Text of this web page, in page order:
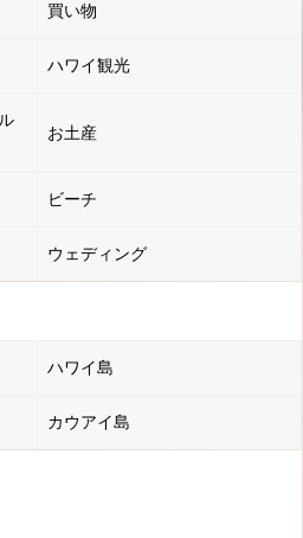
買い物
ハワイ観光
お土産
ビーチ
ウェディング
ハワイ島
カウアイ島